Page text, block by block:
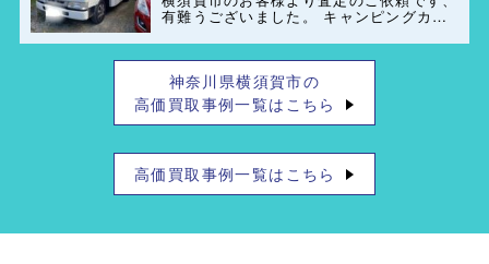
有難うございました。 キャンピングカー
すのでお気軽にご連絡お待ちしておりま
す。
神奈川県横須賀市の
高価買取事例一覧はこちら
高価買取事例一覧はこちら